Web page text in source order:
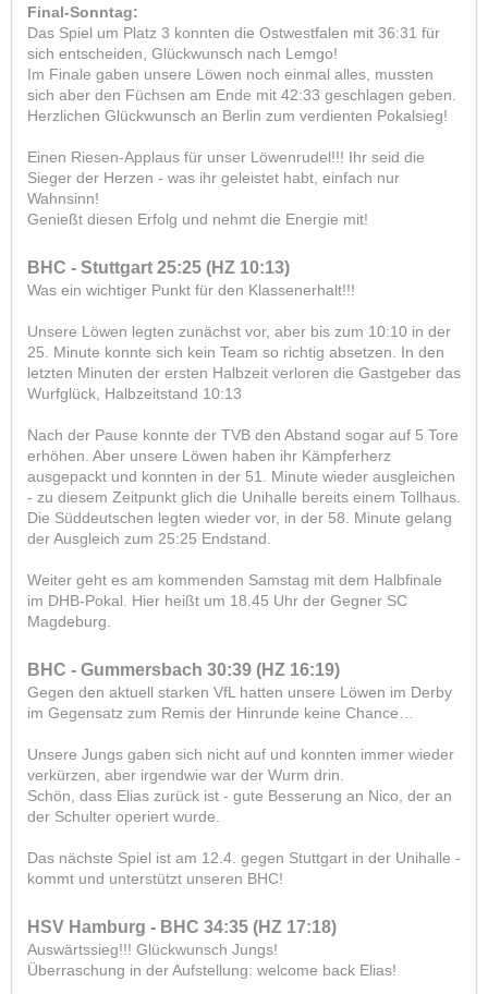
Final-Sonntag:
Das Spiel um Platz 3 konnten die Ostwestfalen mit 36:31 für
sich entscheiden, Glückwunsch nach Lemgo!
Im Finale gaben unsere Löwen noch einmal alles, mussten
sich aber den Füchsen am Ende mit 42:33 geschlagen geben.
Herzlichen Glückwunsch an Berlin zum verdienten Pokalsieg!
Einen Riesen-Applaus für unser Löwenrudel!!! Ihr seid die
Sieger der Herzen - was ihr geleistet habt, einfach nur
Wahnsinn!
Genießt diesen Erfolg und nehmt die Energie mit!
BHC - Stuttgart 25:25 (HZ 10:13)
Was ein wichtiger Punkt für den Klassenerhalt!!!
Unsere Löwen legten zunächst vor, aber bis zum 10:10 in der
25. Minute konnte sich kein Team so richtig absetzen. In den
letzten Minuten der ersten Halbzeit verloren die Gastgeber das
Wurfglück, Halbzeitstand 10:13
Nach der Pause konnte der TVB den Abstand sogar auf 5 Tore
erhöhen. Aber unsere Löwen haben ihr Kämpferherz
ausgepackt und konnten in der 51. Minute wieder ausgleichen
- zu diesem Zeitpunkt glich die Unihalle bereits einem Tollhaus.
Die Süddeutschen legten wieder vor, in der 58. Minute gelang
der Ausgleich zum 25:25 Endstand.
Weiter geht es am kommenden Samstag mit dem Halbfinale
im DHB-Pokal. Hier heißt um 18.45 Uhr der Gegner SC
Magdeburg.
BHC - Gummersbach 30:39 (HZ 16:19)
Gegen den aktuell starken VfL hatten unsere Löwen im Derby
im Gegensatz zum Remis der Hinrunde keine Chance…
Unsere Jungs gaben sich nicht auf und konnten immer wieder
verkürzen, aber irgendwie war der Wurm drin.
Schön, dass Elias zurück ist - gute Besserung an Nico, der an
der Schulter operiert wurde.
Das nächste Spiel ist am 12.4. gegen Stuttgart in der Unihalle -
kommt und unterstützt unseren BHC!
HSV Hamburg - BHC 34:35 (HZ 17:18)
Auswärtssieg!!! Glückwunsch Jungs!
Überraschung in der Aufstellung: welcome back Elias!